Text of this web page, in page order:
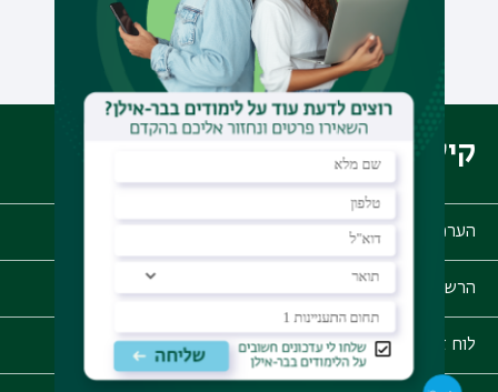
לכל ההודעות
קישורים מהירים
הערכת סיכויי קבלה
הרשמה לתואר ראשון
לוח זמנים אקדמאי